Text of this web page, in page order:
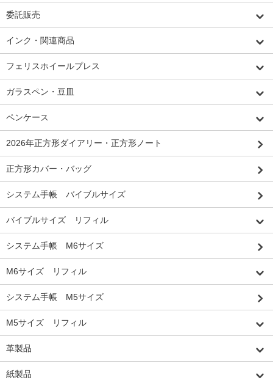
委託販売
インク・関連商品
フェリスホイールプレス
ガラスペン・豆皿
ペンケース
2026年正方形ダイアリー・正方形ノート
正方形カバー・バッグ
システム手帳 バイブルサイズ
バイブルサイズ リフィル
システム手帳 M6サイズ
M6サイズ リフィル
システム手帳 M5サイズ
M5サイズ リフィル
革製品
紙製品